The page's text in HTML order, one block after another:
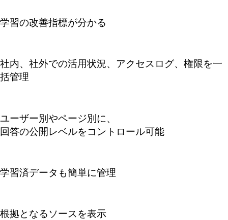
学習の改善指標が分かる
社内、社外での活用状況、アクセスログ、権限を一
括管理
ユーザー別やページ別に、
回答の公開レベルをコントロール可能
学習済データも簡単に管理
根拠となるソースを表示